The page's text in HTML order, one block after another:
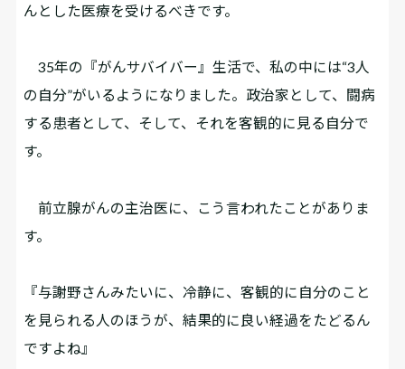
んとした医療を受けるべきです。
35年の『がんサバイバー』生活で、私の中には“3人
の自分”がいるようになりました。政治家として、闘病
する患者として、そして、それを客観的に見る自分で
す。
前立腺がんの主治医に、こう言われたことがありま
す。
『与謝野さんみたいに、冷静に、客観的に自分のこと
を見られる人のほうが、結果的に良い経過をたどるん
ですよね』